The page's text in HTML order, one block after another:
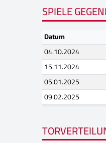
SPIELE
Datum
04.10.2024
15.11.2024
05.01.2025
09.02.2025